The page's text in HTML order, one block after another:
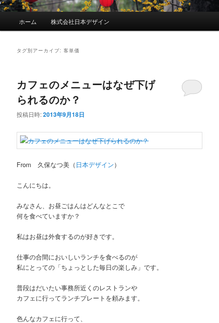
メインコンテンツへ移動
サブコンテンツへ移動
ホーム 株式会社日本デザイン
タグ別アーカイブ:客単価
カフェのメニューはなぜ下げ
られるのか？
投稿日時:2013年9月18日
From 久保なつ美（ 日本デザイン）
こんにちは。
みなさん、お昼ごはんはどんなとこで
何を食べていますか？
私はお昼は外食するのが好きです。
仕事の合間においしいランチを食べるのが
私にとっての「ちょっとした毎日の楽しみ」です。
普段はだいたい事務所近くのレストランや
カフェに行ってランチプレートを頼みます。
色んなカフェに行って、